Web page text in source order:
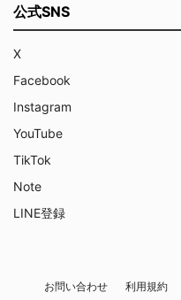
公式SNS
X
Facebook
Instagram
YouTube
TikTok
Note
LINE登録
お問い合わせ 利用規約